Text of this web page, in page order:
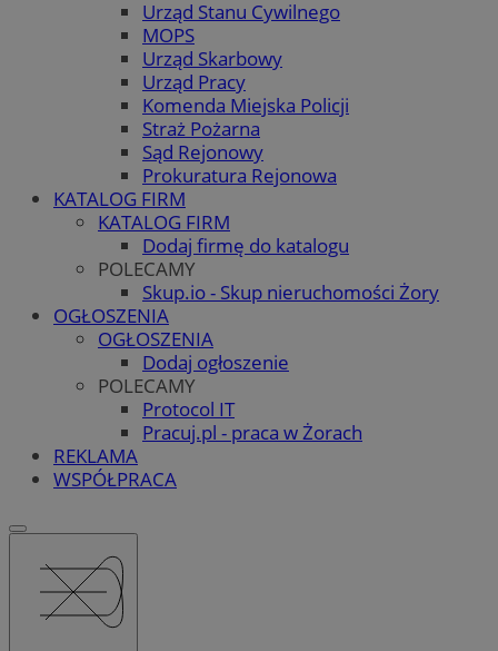
Urząd Stanu Cywilnego
MOPS
Urząd Skarbowy
Urząd Pracy
Komenda Miejska Policji
Straż Pożarna
Sąd Rejonowy
Prokuratura Rejonowa
KATALOG FIRM
KATALOG FIRM
Dodaj firmę do katalogu
POLECAMY
Skup.io - Skup nieruchomości Żory
OGŁOSZENIA
OGŁOSZENIA
Dodaj ogłoszenie
POLECAMY
Protocol IT
Pracuj.pl - praca w Żorach
REKLAMA
WSPÓŁPRACA